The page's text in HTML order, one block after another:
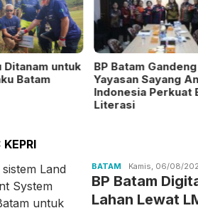
Ditanam untuk
Batam
BP Batam Gandeng
Yayasan Sayang
Indonesia Perkuat
Literasi
KEPRI
BATAM Candra
Gunawan
Kamis, 06/08/
BP Batam
Lahan Lewat